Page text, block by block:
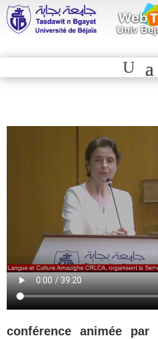
conférence animée par